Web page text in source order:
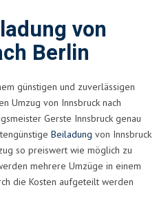
von
Berlin
günstigen und zuverlässigen
Umzug von Innsbruck nach
Gerste Innsbruck genau
Beiladung von Innsbruck
so preiswert wie möglich zu
mehrere Umzüge in einem
die Kosten aufgeteilt werden